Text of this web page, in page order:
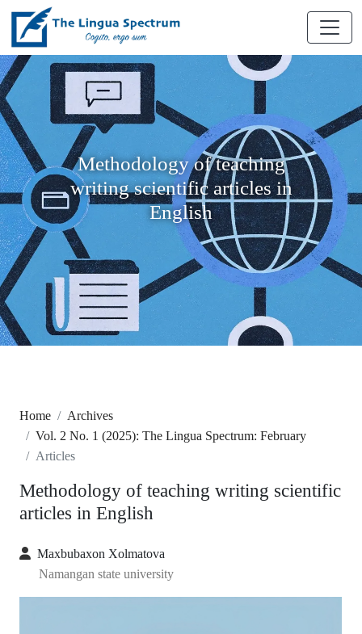
Methodology of teaching
writing scientific articles in
English
Home
Archives
Vol. 2 No. 1 (2025): The Lingua Spectrum: February
Articles
Methodology of teaching writing scientific
articles in English
Maxbubaxon Xolmatova
Namangan state university